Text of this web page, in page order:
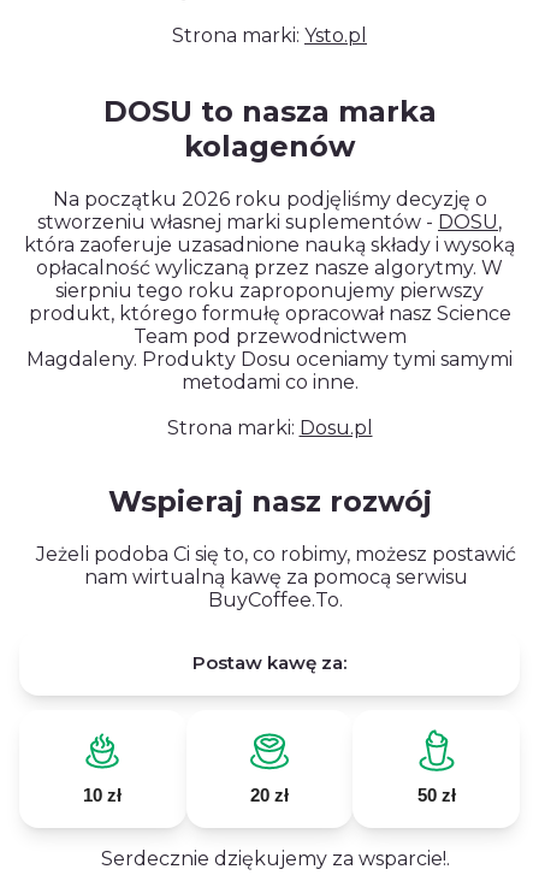
Strona marki: Ysto.pl
DOSU to nasza marka
kolagenów
Na początku 2026 roku podjęliśmy decyzję o
stworzeniu własnej marki suplementów - DOSU,
która zaoferuje uzasadnione nauką składy i wysoką
opłacalność wyliczaną przez nasze algorytmy. W
sierpniu tego roku zaproponujemy pierwszy
produkt, którego formułę opracował nasz Science
Team pod przewodnictwem
Magdaleny. Produkty Dosu oceniamy tymi samymi
metodami co inne.
Strona marki: Dosu.pl
Wspieraj nasz rozwój
Jeżeli podoba Ci się to, co robimy, możesz postawić
nam wirtualną kawę za pomocą serwisu
BuyCoffee.To.
Postaw kawę za:
10 zł 20 zł 50 zł
Serdecznie dziękujemy za wsparcie!.